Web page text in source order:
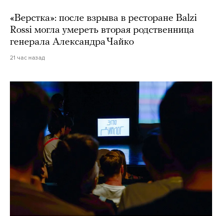
«Верстка»: после взрыва в ресторане Balzi
Rossi могла умереть вторая родственница
генерала Александра Чайко
21 час назад